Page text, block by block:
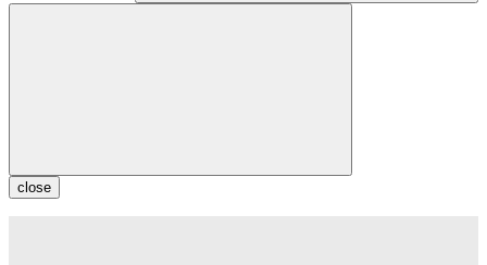
close